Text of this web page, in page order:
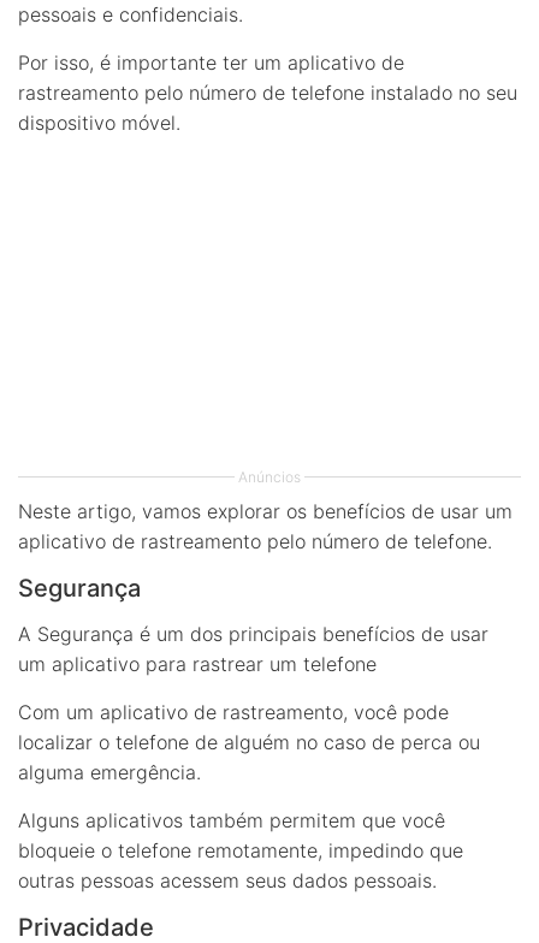
pessoais e confidenciais.
Por isso, é importante ter um aplicativo de
rastreamento pelo número de telefone instalado no seu
dispositivo móvel.
Anúncios
Neste artigo, vamos explorar os benefícios de usar um
aplicativo de rastreamento pelo número de telefone.
Segurança
A Segurança é um dos principais benefícios de usar
um aplicativo para rastrear um telefone
Com um aplicativo de rastreamento, você pode
localizar o telefone de alguém no caso de perca ou
alguma emergência.
Alguns aplicativos também permitem que você
bloqueie o telefone remotamente, impedindo que
outras pessoas acessem seus dados pessoais.
Privacidade